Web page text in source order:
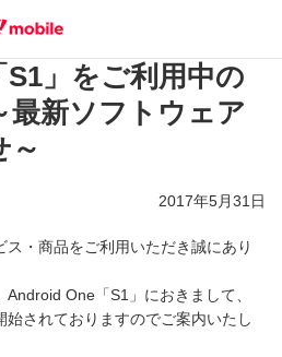
」をご利用中の
新ソフトウェア
～
2017年5月31日
・商品をご利用いただき誠にあり
One「S1」におきまして、
されておりますのでご案内いたし